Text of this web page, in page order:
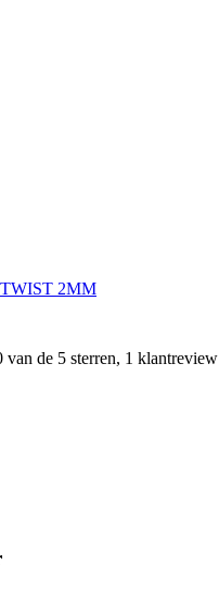
2MM
van de 5 sterren, 1 klantreview